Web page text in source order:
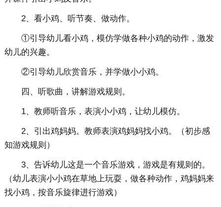
2、看小鸡、听节奏、做动作。
①引导幼儿看小鸡，模仿学做各种小鸡的动作，激发
幼儿的兴趣。
②引导幼儿欣赏音乐，并学做小小鸡。
四、听歌曲，讲解游戏规则。
1、教师听音乐，表演小小鸡，让幼儿模仿。
2、引出鸡妈妈。教师表演鸡妈妈找小鸡。（初步感
知游戏规则）
3、告诉幼儿这是一个音乐游戏，游戏是有规则的。
（幼儿表演小小鸡在草地上玩耍，做各种动作，鸡妈妈来
找小鸡，按音乐旋律进行游戏）